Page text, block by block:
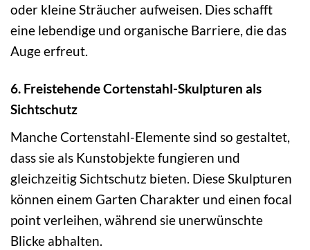
oder kleine Sträucher aufweisen. Dies schafft
eine lebendige und organische Barriere, die das
Auge erfreut.
6. Freistehende Cortenstahl-Skulpturen als
Sichtschutz
Manche Cortenstahl-Elemente sind so gestaltet,
dass sie als Kunstobjekte fungieren und
gleichzeitig Sichtschutz bieten. Diese Skulpturen
können einem Garten Charakter und einen focal
point verleihen, während sie unerwünschte
Blicke abhalten.